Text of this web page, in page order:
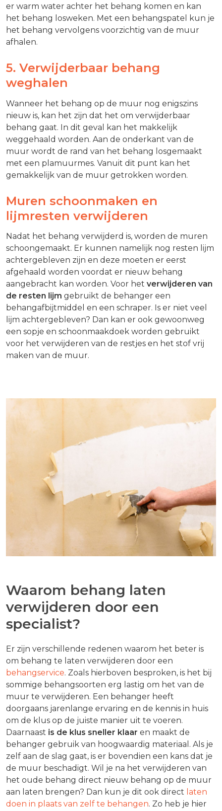
er warm water achter het behang komen en kan
het behang losweken. Met een behangspatel kun je
het behang vervolgens voorzichtig van de muur
afhalen.
5. Verwijderbaar behang
weghalen
Wanneer het behang op de muur nog enigszins
nieuw is, kan het zijn dat het om verwijderbaar
behang gaat. In dit geval kan het makkelijk
weggehaald worden. Aan de onderkant van de
muur wordt de rand van het behang losgemaakt
met een plamuurmes. Vanuit dit punt kan het
gemakkelijk van de muur getrokken worden.
Muren schoonmaken en
lijmresten verwijderen
Nadat het behang verwijderd is, worden de muren
schoongemaakt. Er kunnen namelijk nog resten lijm
achtergebleven zijn en deze moeten er eerst
afgehaald worden voordat er nieuw behang
aangebracht kan worden. Voor het verwijderen van
de resten lijm gebruikt de behanger een
behangafbijtmiddel en een schraper. Is er niet veel
lijm achtergebleven? Dan kan er ook gewoonweg
een sopje en schoonmaakdoek worden gebruikt
voor het verwijderen van de restjes en het stof vrij
maken van de muur.
Waarom behang laten
verwijderen door een
specialist?
Er zijn verschillende redenen waarom het beter is
om behang te laten verwijderen door een
behangservice. Zoals hierboven besproken, is het bij
sommige behangsoorten erg lastig om het van de
muur te verwijderen. Een behanger heeft
doorgaans jarenlange ervaring en de kennis in huis
om de klus op de juiste manier uit te voeren.
Daarnaast is de klus sneller klaar en maakt de
behanger gebruik van hoogwaardig materiaal. Als je
zelf aan de slag gaat, is er bovendien een kans dat je
de muur beschadigt. Wil je na het verwijderen van
het oude behang direct nieuw behang op de muur
aan laten brengen? Dan kun je dit ook direct laten
doen in plaats van zelf te behangen. Zo heb je hier